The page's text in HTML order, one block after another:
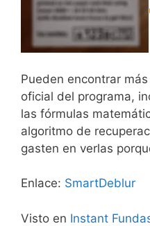
Pueden encontrar
oficial del programa,
las fórmulas
algoritmo de
gasten en verlas
Enlace: SmartDeblur
Visto en Instant